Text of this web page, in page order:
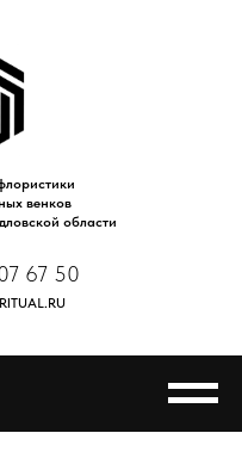
венков
области
67 50